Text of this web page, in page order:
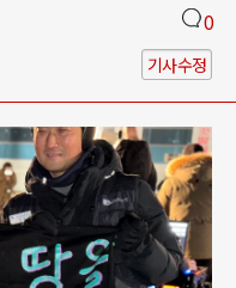
0
기사수정